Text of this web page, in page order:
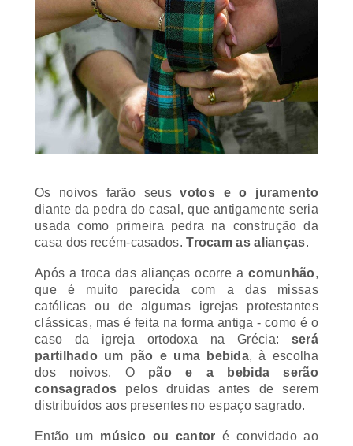
diante da pedra do casal, que antigamente seria
usada como primeira pedra na construção da
casa dos recém-casados.Trocam as alianças.
que é muito parecida com a das missas
católicas ou de algumas igrejas protestantes
clássicas, mas é feita na forma antiga - como é o
caso da igreja ortodoxa na Grécia:será
partilhado um pão e uma bebida, à escolha
dos noivos. Opão e a bebida serão
consagrados
pelos druidas antes de serem
distribuídos aos presentes no espaço sagrado.
círculo para cantar ou tocar uma música. E o